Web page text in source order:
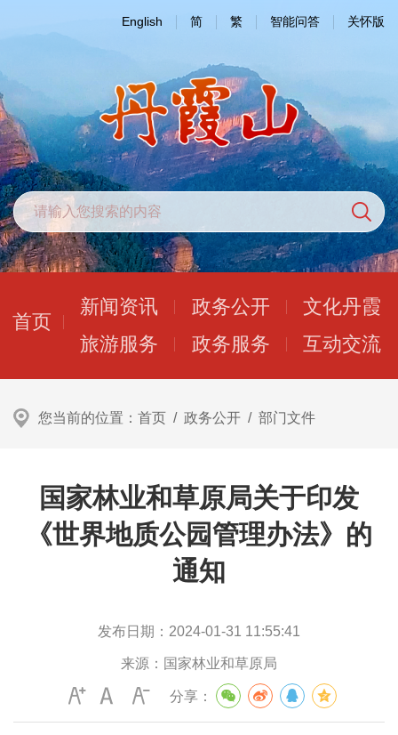
English 简 繁 智能问答 关怀版
首页
新闻资讯 政务公开
文化丹霞
旅游服务
政务服务 互动交流
您当前的位置： 首页 / 政务公开 / 部门文件
国家林业和草原局关于印发
《世界地质公园管理办法》的
通知
发布日期： 2024-01-31 11:55:41
来源： 国家林业和草原局
分享：